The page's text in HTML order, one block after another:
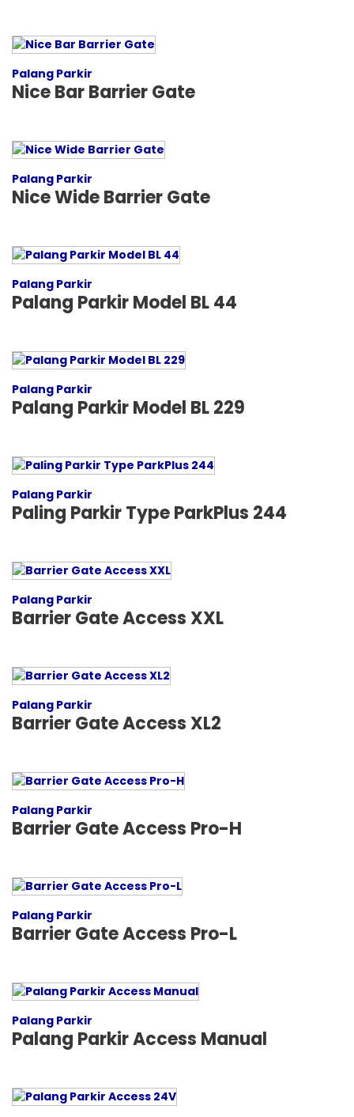
Palang Parkir
Nice Bar Barrier Gate
Palang Parkir
Nice Wide Barrier Gate
Palang Parkir
Palang Parkir Model BL 44
Palang Parkir
Palang Parkir Model BL 229
Palang Parkir
Paling Parkir Type ParkPlus 244
Palang Parkir
Barrier Gate Access XXL
Palang Parkir
Barrier Gate Access XL2
Palang Parkir
Barrier Gate Access Pro-H
Palang Parkir
Barrier Gate Access Pro-L
Palang Parkir
Palang Parkir Access Manual